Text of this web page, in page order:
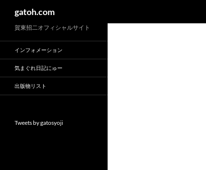
gatoh.com
賀東招二オフィシャルサイト
インフォメーション
気まぐれ日記にゅー
出版物リスト
Tweets by gatosyoji